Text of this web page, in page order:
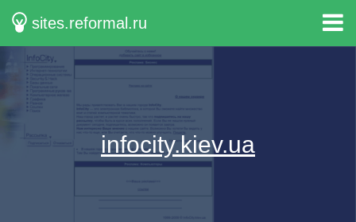
sites.reformal.ru
infocity.kiev.ua